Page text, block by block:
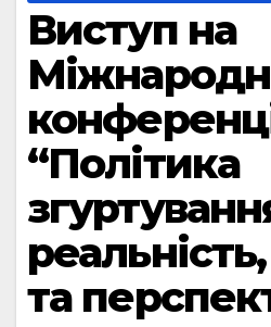
Виступ на
“Політика
та